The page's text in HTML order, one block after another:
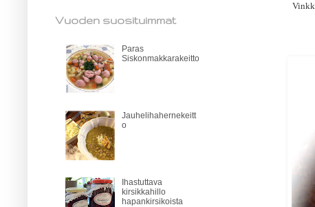
Vuoden suosituimmat
Paras
Siskonmakkarakeitto
Jauhelihahernekeitt
o
Ihastuttava
kirsikkahillo
hapankirsikoista